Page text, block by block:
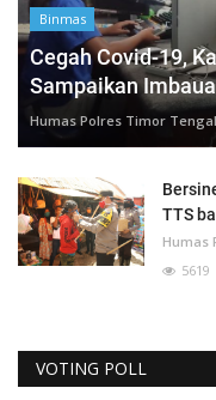
Binmas
Cegah Covid-19,
Sampaikan
Humas Polres Timor
TTS
Humas
5619
VOTING POLL